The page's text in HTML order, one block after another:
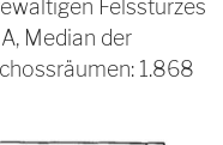
Felssturzes
Median der
1.868